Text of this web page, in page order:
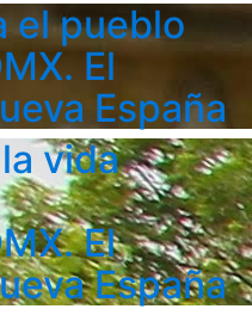
el pueblo
El
España
vida
El
España